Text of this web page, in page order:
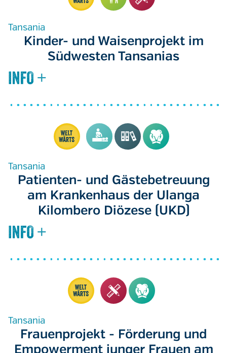
Tansania
Kinder- und Waisenprojekt im
Südwesten Tansanias
Tansania
Patienten- und Gästebetreuung
am Krankenhaus der Ulanga
Kilombero Diözese (UKD)
Tansania
Frauenprojekt - Förderung und
Empowerment junger Frauen am